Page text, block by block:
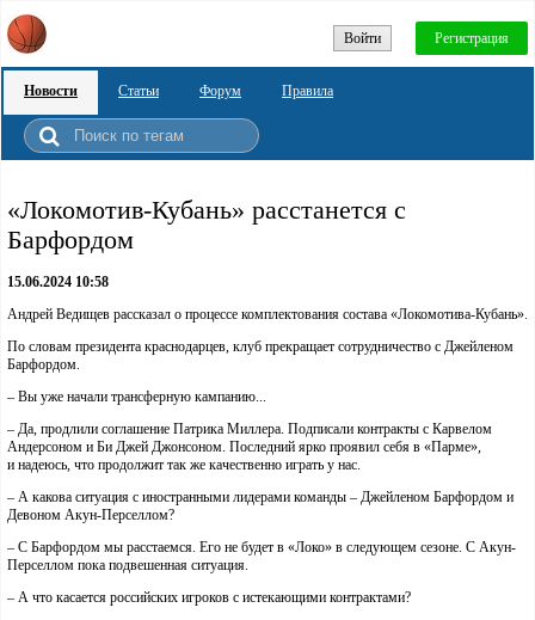
Войти Регистрация
Новости Статьи Форум Правила
«Локомотив-Кубань» расстанется с
Барфордом
15.06.2024 10:58
Андрей Ведищев рассказал о процессе комплектования состава «Локомотива-Кубань».
По словам президента краснодарцев, клуб прекращает сотрудничество с Джейленом
Барфордом.
– Вы уже начали трансферную кампанию...
– Да, продлили соглашение Патрика Миллера. Подписали контракты с Карвелом
Андерсоном и Би Джей Джонсоном. Последний ярко проявил себя в «Парме»,
и надеюсь, что продолжит так же качественно играть у нас.
– А какова ситуация с иностранными лидерами команды – Джейленом Барфордом и
Девоном Акун-Перселлом?
– С Барфордом мы расстаемся. Его не будет в «Локо» в следующем сезоне. С Акун-
Перселлом пока подвешенная ситуация.
– А что касается российских игроков с истекающими контрактами?